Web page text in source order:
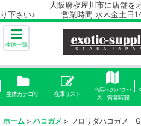
大阪府寝屋川市に店舗をオー
り下さい♪ 営業時間 水木金土日
生体一覧
生体カテゴリ 在庫リスト
当店へのアクセ
ス 営業時間
ホーム > ハコガメ > フロリダハコガメ